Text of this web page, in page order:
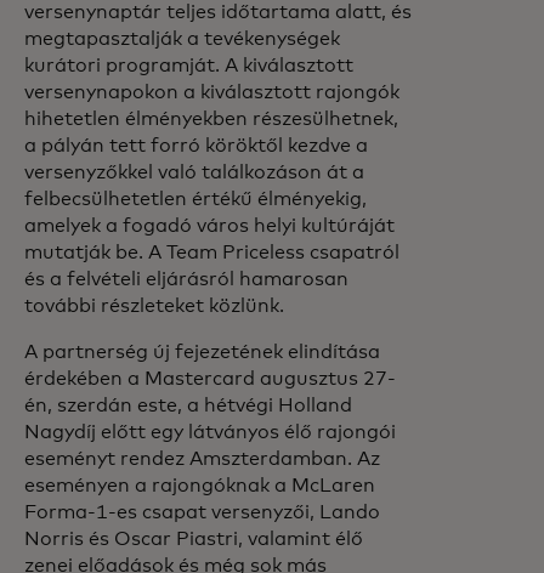
versenynaptár teljes időtartama alatt, és
megtapasztalják a tevékenységek
kurátori programját. A kiválasztott
versenynapokon a kiválasztott rajongók
hihetetlen élményekben részesülhetnek,
a pályán tett forró köröktől kezdve a
versenyzőkkel való találkozáson át a
felbecsülhetetlen értékű élményekig,
amelyek a fogadó város helyi kultúráját
mutatják be. A Team Priceless csapatról
és a felvételi eljárásról hamarosan
további részleteket közlünk.
A partnerség új fejezetének elindítása
érdekében a Mastercard augusztus 27-
én, szerdán este, a hétvégi Holland
Nagydíj előtt egy látványos élő rajongói
eseményt rendez Amszterdamban. Az
eseményen a rajongóknak a McLaren
Forma-1-es csapat versenyzői, Lando
Norris és Oscar Piastri, valamint élő
zenei előadások és még sok más